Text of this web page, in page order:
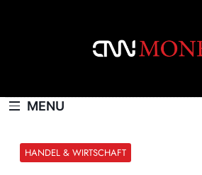
MENU
HANDEL & WIRTSCHAFT